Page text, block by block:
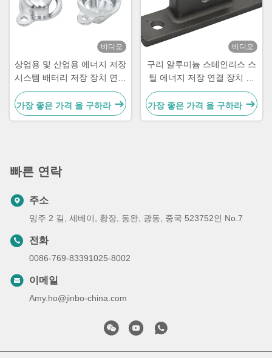
비디오
상업용 및 산업용 에너지 저장
시스템 배터리 저장 장치 연결
장치
가장 좋은 가격 을 구하라
비디오
구리 알루미늄 스테인리스 스
틸 에너지 저장 연결 장치 정
밀 가동 패드
가장 좋은 가격 을 구하라
빠른 연락
주소
밍주 2 길, 세베이, 황장, 동완, 광동, 중국 523752인 No.7
전화
0086-769-83391025-8002
이메일
Amy.ho@jinbo-china.com